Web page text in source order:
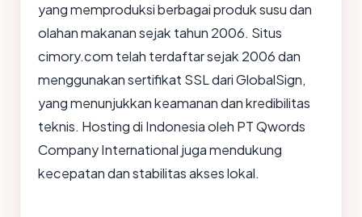
yang memproduksi berbagai produk susu dan
olahan makanan sejak tahun 2006. Situs
cimory.com telah terdaftar sejak 2006 dan
menggunakan sertifikat SSL dari GlobalSign,
yang menunjukkan keamanan dan kredibilitas
teknis. Hosting di Indonesia oleh PT Qwords
Company International juga mendukung
kecepatan dan stabilitas akses lokal.